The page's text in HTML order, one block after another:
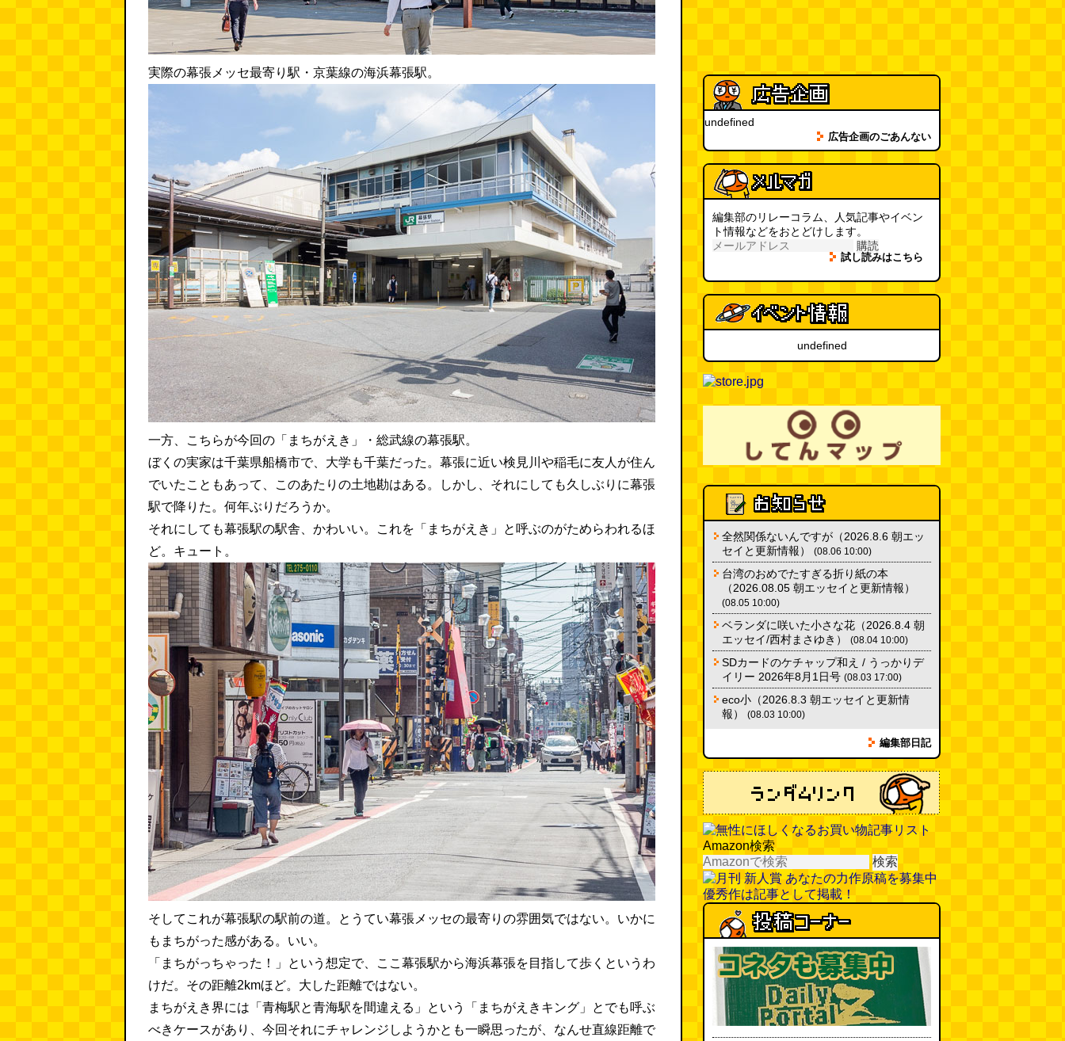
実際の幕張メッセ最寄り駅・京葉線の海浜幕張駅。
一方、こちらが今回の「まちがえき」・総武線の幕張駅。
ぼくの実家は千葉県船橋市で、大学も千葉だった。幕張に近い検見川や稲毛に友人が住ん
でいたこともあって、このあたりの土地勘はある。しかし、それにしても久しぶりに幕張
駅で降りた。何年ぶりだろうか。
それにしても幕張駅の駅舎、かわいい。これを「まちがえき」と呼ぶのがためらわれるほ
ど。キュート。
そしてこれが幕張駅の駅前の道。とうてい幕張メッセの最寄りの雰囲気ではない。いかに
もまちがった感がある。いい。
「まちがっちゃった！」という想定で、ここ幕張駅から海浜幕張を目指して歩くというわ
けだ。その距離2kmほど。大した距離ではない。
まちがえき界には「青梅駅と青海駅を間違える」という「まちがえきキング」とでも呼ぶ
べきケースがあり、今回それにチャレンジしようかとも一瞬思ったが、なんせ直線距離で
(デイリーポータルZ)
現役、コスモスの自販機(読者投
取り残された木
16:00)
「入力中…」の動きを対面の会話
で表現したい
(んちゅたぐい)
ミンティアで汗がおさえられるの
は本当か(べつやく れい)
11:00)
夏の良さ、庭の木を抜く、AIっぽ
さ・7/25～31 のデイリーポータ
ルZダイジェスト
(デイリーポー
タルZ)
(08.02 11:00)
おもしろいって言われたい 第1回
(林雄司) (08.02 11:00)
冷房の壊れた焼肉屋（2026.8.2
朝エッセイと更新情報）(トルー)
(08.02 10:00)
カシューナッツの果実、カシュー
アップルは甘渋かった（傑作選）
(玉置標本) (08.01 18:00)
非常口の可能性があるタイヤ(ん
ちゅたぐい) (08.01 16:00)
柔道着でペヤングのCMを再現し
(08.01
11:00)
undefined
広告企画のごあんない
編集部のリレーコラム、人気記事やイベン
ト情報などをおとどけします。
購読
試し読みはこちら
undefined
全然関係ないんですが（2026.8.6 朝エッ
セイと更新情報）
(08.06 10:00)
台湾のおめでたすぎる折り紙の本
（2026.08.05 朝エッセイと更新情報）
(08.05 10:00)
ベランダに咲いた小さな花（2026.8.4 朝
エッセイ/西村まさゆき）
(08.04 10:00)
SDカードのケチャップ和え / うっかりデ
イリー 2026年8月1日号 (08.03 17:00)
eco小（2026.8.3 朝エッセイと更新情
報）
(08.03 10:00)
編集部日記
Amazon検索